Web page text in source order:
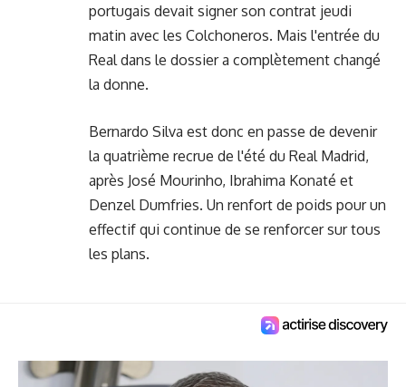
portugais devait signer son contrat jeudi
matin avec les Colchoneros. Mais l'entrée du
Real dans le dossier a complètement changé
la donne.
Bernardo Silva est donc en passe de devenir
la quatrième recrue de l'été du Real Madrid,
après José Mourinho, Ibrahima Konaté et
Denzel Dumfries. Un renfort de poids pour un
effectif qui continue de se renforcer sur tous
les plans.